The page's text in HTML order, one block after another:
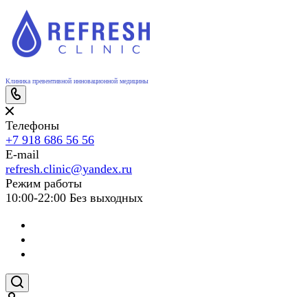
Клиника превентивной инновационной медицины
Телефоны
+7 918 686 56 56
E-mail
refresh.clinic@yandex.ru
Режим работы
10:00-22:00 Без выходных